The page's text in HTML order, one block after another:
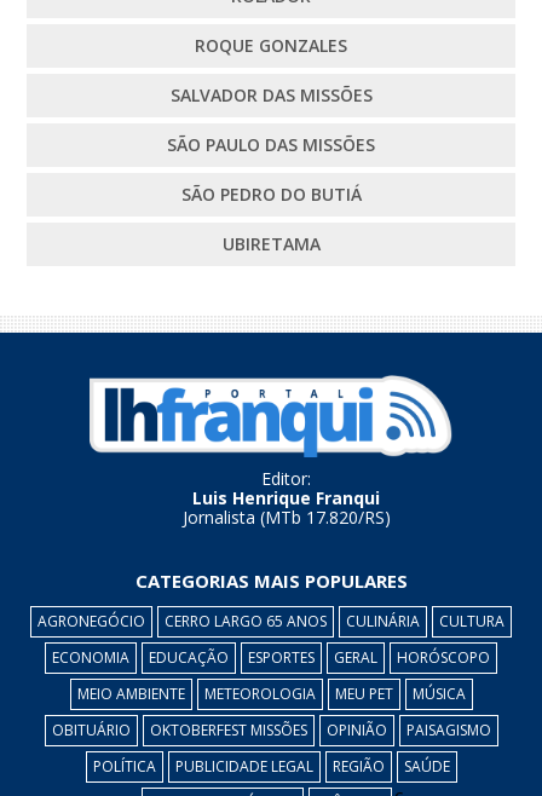
ROQUE GONZALES
SALVADOR DAS MISSÕES
SÃO PAULO DAS MISSÕES
SÃO PEDRO DO BUTIÁ
UBIRETAMA
Editor:
Luis Henrique Franqui
Jornalista (MTb 17.820/RS)
CATEGORIAS MAIS POPULARES
AGRONEGÓCIO CERRO LARGO 65 ANOS CULINÁRIA
CULTURA
ECONOMIA
EDUCAÇÃO ESPORTES GERAL
HORÓSCOPO
MEIO AMBIENTE
METEOROLOGIA MEU PET
MÚSICA
OBITUÁRIO
OKTOBERFEST MISSÕES OPINIÃO
PAISAGISMO
POLÍTICA
PUBLICIDADE LEGAL REGIÃO
SAÚDE